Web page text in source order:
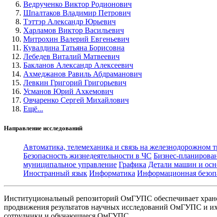
Ведрученко Виктор Родионович
Шпалтаков Владимир Петрович
Тэттэр Александр Юрьевич
Харламов Виктор Васильевич
Митрохин Валерий Евгеньевич
Кувалдина Татьяна Борисовна
Лебедев Виталий Матвеевич
Бакланов Александр Алексеевич
Ахмеджанов Равиль Абдраманович
Левкин Григорий Григорьевич
Усманов Юрий Ахкемович
Овчаренко Сергей Михайлович
Ещё...
Направление исследований
Автоматика, телемеханика и связь на железнодорожном
Безопасность жизнедеятельности в ЧС Бизнес-
муниципальное управление Графика Детали машин и
Иностранный язык Информатика Информационная
Институциональный репозиторий ОмГУПС обеспечивает
продвижения результатов научных исследований ОмГУПС и